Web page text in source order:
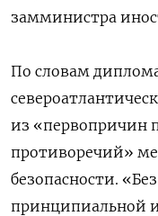
замминистра
По словам
из «первопричин
противоречий»
безопасности.
принципиальной